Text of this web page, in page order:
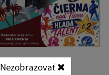
Nezobrazovať